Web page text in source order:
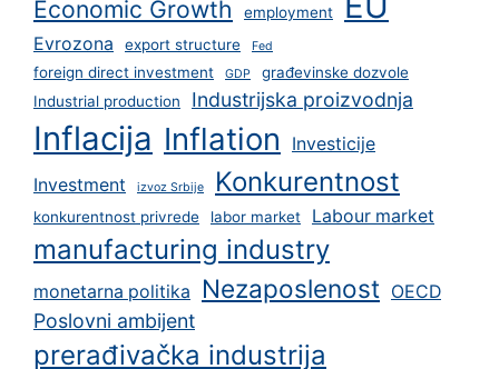
Economic Growth employment
Evrozona export structure Fed
foreign direct investment GDP
građevinske dozvole
Industrial production
Industrijska proizvodnja
Inflacija Inflation
Investicije
Investment
izvoz Srbije Konkurentnost
konkurentnost privrede labor market Labour market
manufacturing industry
monetarna politika Nezaposlenost OECD
Poslovni ambijent
prerađivačka industrija